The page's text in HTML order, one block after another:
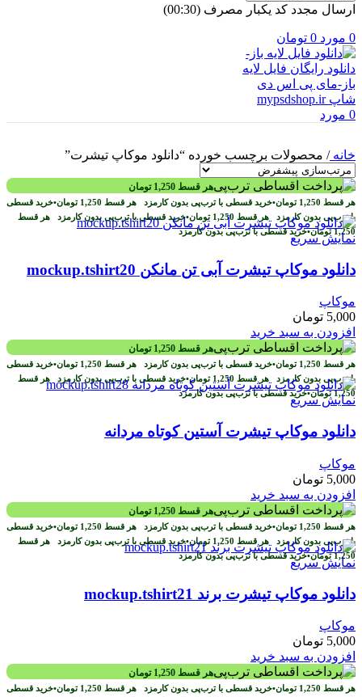
ارسال مجدد کد یکبار مصرف (00:
30
)
0 مورد 0 تومان
0 مورد
خانه/ محصولات برچسب خورده “دانلود موکاپ تیشرت”
هر قسط 1,250 تومان
هر قسط 1,250 تومان•خرید قسطی با ترب‌پی بدون کارمزد هر قسط 1,250 تومان•خرید قسطی
با ترب‌پی بدون کارمزد هر قسط 1,250 تومان•خرید قسطی با ترب‌پی بدون کارمزد هر قسط
1,250 تومان•خرید قسطی با ترب‌پی بدون کارمزدنمایش سریع
دانلود موکاپ تیشرت آبی تن مانکن mockup.tshirt20
موکاپ
5,000 تومان
افزودن به سبد خرید
هر قسط 1,250 تومان
هر قسط 1,250 تومان•خرید قسطی با ترب‌پی بدون کارمزد هر قسط 1,250 تومان•خرید قسطی
با ترب‌پی بدون کارمزد هر قسط 1,250 تومان•خرید قسطی با ترب‌پی بدون کارمزد هر قسط
1,250 تومان•خرید قسطی با ترب‌پی بدون کارمزدنمایش سریع
دانلود موکاپ تیشرت آستین کوتاه مردانه
موکاپ
5,000 تومان
افزودن به سبد خرید
هر قسط 1,250 تومان
هر قسط 1,250 تومان•خرید قسطی با ترب‌پی بدون کارمزد هر قسط 1,250 تومان•خرید قسطی
با ترب‌پی بدون کارمزد هر قسط 1,250 تومان•خرید قسطی با ترب‌پی بدون کارمزد هر قسط
1,250 تومان•خرید قسطی با ترب‌پی بدون کارمزدنمایش سریع
دانلود موکاپ تیشرت برند mockup.tshirt21
موکاپ
5,000 تومان
افزودن به سبد خرید
هر قسط 1,250 تومان
هر قسط 1,250 تومان•خرید قسطی با ترب‌پی بدون کارمزد هر قسط 1,250 تومان•خرید قسطی